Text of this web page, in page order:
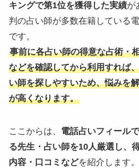
キングで第1位を獲得した実績が
判の占い師が多数在籍している
です。
事前に各占い師の得意な占術・
などを確認してから利用すれば
い師を探しやすいため、悩みを
が高くなります。
ここからは、 電話占いフィール
る先生・占い師を10人厳選し、
内容・口コミなどを紹介します。